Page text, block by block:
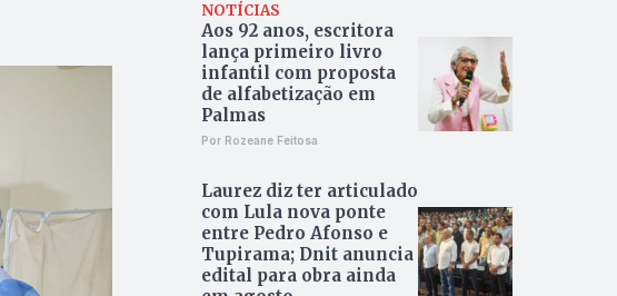
NOTÍCIAS
Aos 92 anos, escritora
lança primeiro livro
infantil com proposta
de alfabetização em
Palmas
Por Rozeane Feitosa
Laurez diz ter articulado
com Lula nova ponte
entre Pedro Afonso e
Tupirama; Dnit anuncia
edital para obra ainda